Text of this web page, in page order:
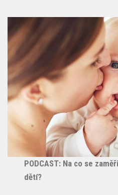
PODCAST: Na co se
dětí?